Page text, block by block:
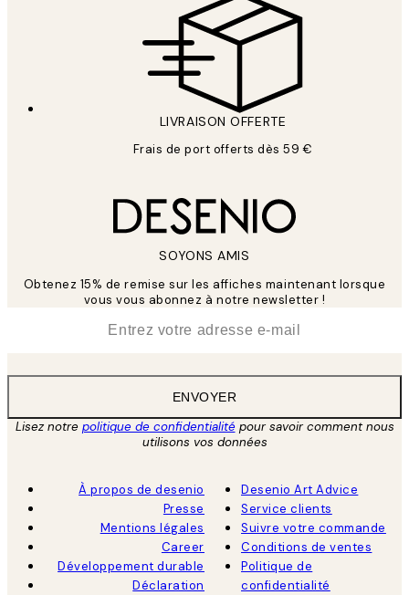
LIVRAISON OFFERTE
Frais de port offerts dès 59 €
SOYONS AMIS
Obtenez 15% de remise sur les affiches maintenant lorsque
vous vous abonnez à notre newsletter !
ENVOYER
Lisez notre politique de confidentialitépour savoir comment nous
utilisons vos données
À propos de desenio
Presse
Mentions légales
Career
Développement durable
Déclaration
Desenio Art Advice
Service clients
Suivre votre commande
Conditions de ventes
Politique de
confidentialité